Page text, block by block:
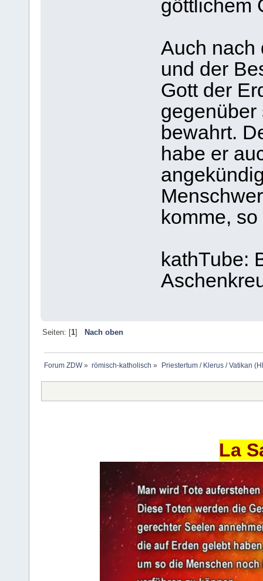
göttlichem
Auch nach
und der
Gott der
gegenüber
bewahrt.
habe er
komme,
kathTube:
Seiten: [1] Nach oben
Forum ZDW» römisch-katholisch » Priestertum / Klerus / Vatikan
La